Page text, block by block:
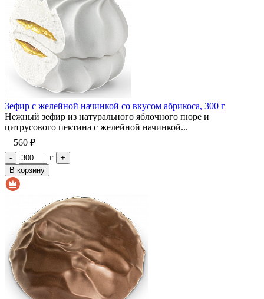
Зефир с желейной начинкой со вкусом абрикоса, 300 г
Нежный зефир из натурального яблочного пюре и
цитрусового пектина с желейной начинкой...
560 ₽
- г
+
В корзину